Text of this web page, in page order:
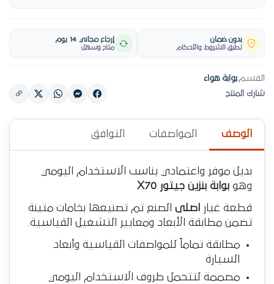
بدون ضمان
تطبق الشروط والأحكام
إرجاع مجاني 14 يوم
متاح وسهل
القسم:بوابة هواء
شارك المنتج
الوصف المواصفات التوافق
بديل موفر واعتمادي يناسب الاستخدام اليومي
وهو بوابة بنزين جيتور X70
قطعة غيار اصلى الصنع تم تصنيعها بخامات متينة
تضمن مطابقة الأبعاد ومعايير التشغيل القياسية.
مطابقة تماماً للمواصفات القياسية وأبعاد
السيارة
مصممة لتتحمل ظروف الاستخدام اليومي